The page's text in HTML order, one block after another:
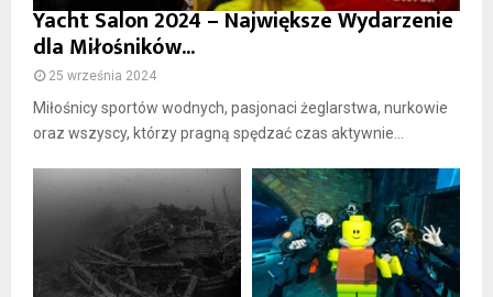
Yacht Salon 2024 – Największe Wydarzenie
dla Miłośników...
25 września 2024
Miłośnicy sportów wodnych, pasjonaci żeglarstwa, nurkowie
oraz wszyscy, którzy pragną spędzać czas aktywnie...